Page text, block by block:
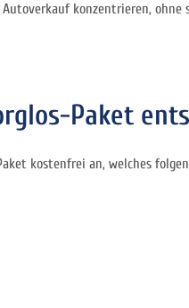
konzentrieren, ohne
Paket
kostenfrei an, welches